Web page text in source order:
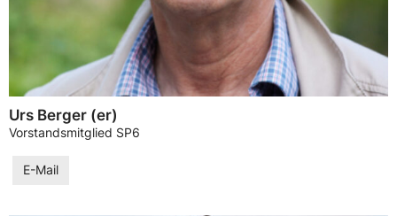
Urs Berger (er)
Vorstandsmitglied SP6
E-Mail